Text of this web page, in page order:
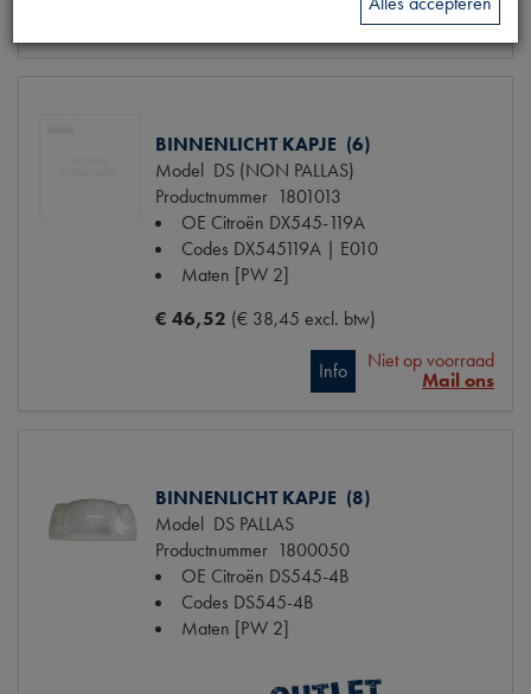
Bestel
BINNENLICHT KAPJE (6)
Model DS (NON PALLAS)
Productnummer 1801013
OE Citroën DX545-119A
Codes DX545119A | E010
Maten [PW 2]
€ 46,52 (€ 38,45 excl. btw)
Info
Niet op voorraad
Mail ons
BINNENLICHT KAPJE (8)
Model DS PALLAS
Productnummer 1800050
OE Citroën DS545-4B
Codes DS545-4B
Maten [PW 2]